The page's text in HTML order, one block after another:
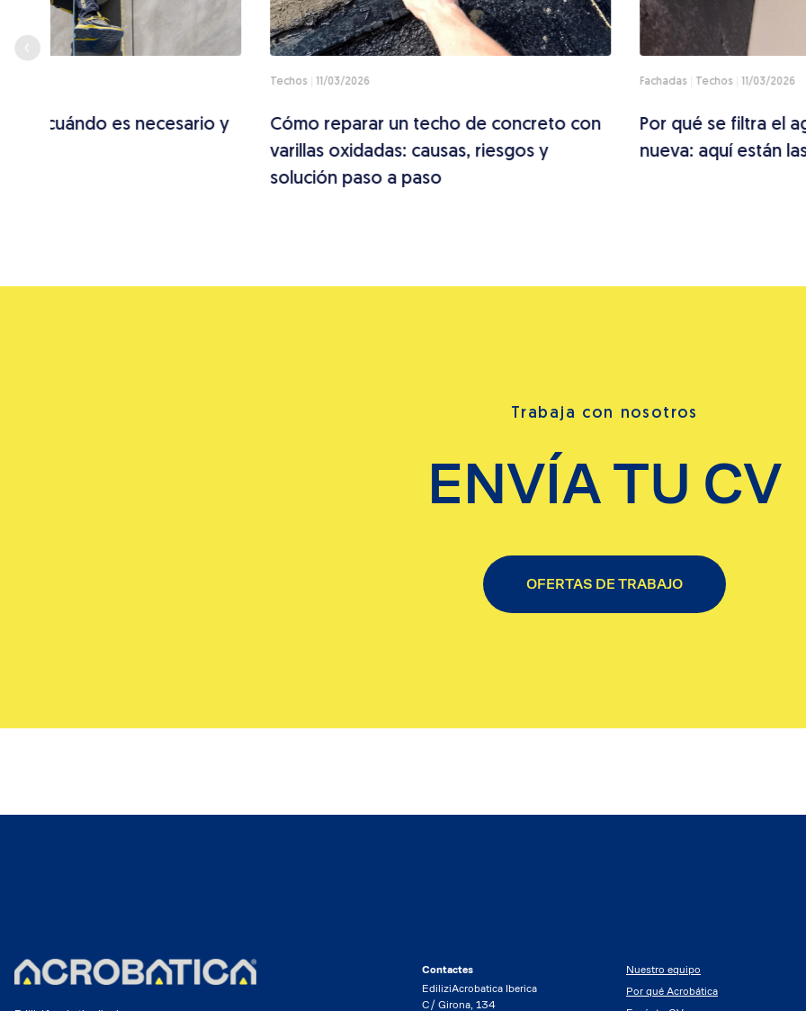
Cómo reparar un techo de concreto con
varillas oxidadas: causas, riesgos y
Por qué se filtra el agua en una losa
nueva: aquí están las causas
Trabaja con nosotros
ENVÍA TU CV
OFERTAS DE TRABAJO
Contactes
EdiliziAcrobatica Iberica
C/ Girona, 134
Nuestro equipo
Por qué Acrobática